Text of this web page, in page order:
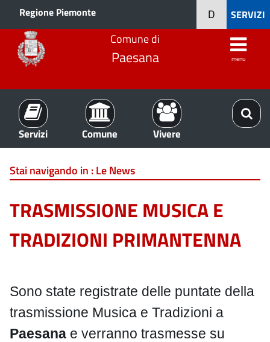
Regione Piemonte SERVIZI
D
Comune di
Paesana menu
Servizi Comune Vivere
Stai navigando in :Le News
TRASMISSIONE MUSICA E
TRADIZIONI PRIMANTENNA
Sono state registrate delle puntate della
trasmissione Musica e Tradizioni a
Paesana e verranno trasmesse su